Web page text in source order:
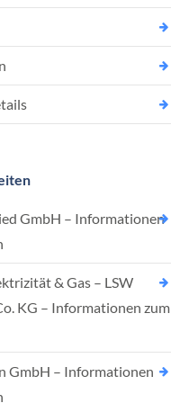
GmbH – Informationen
& Gas – LSW
KG – Informationen zum
GmbH – Informationen